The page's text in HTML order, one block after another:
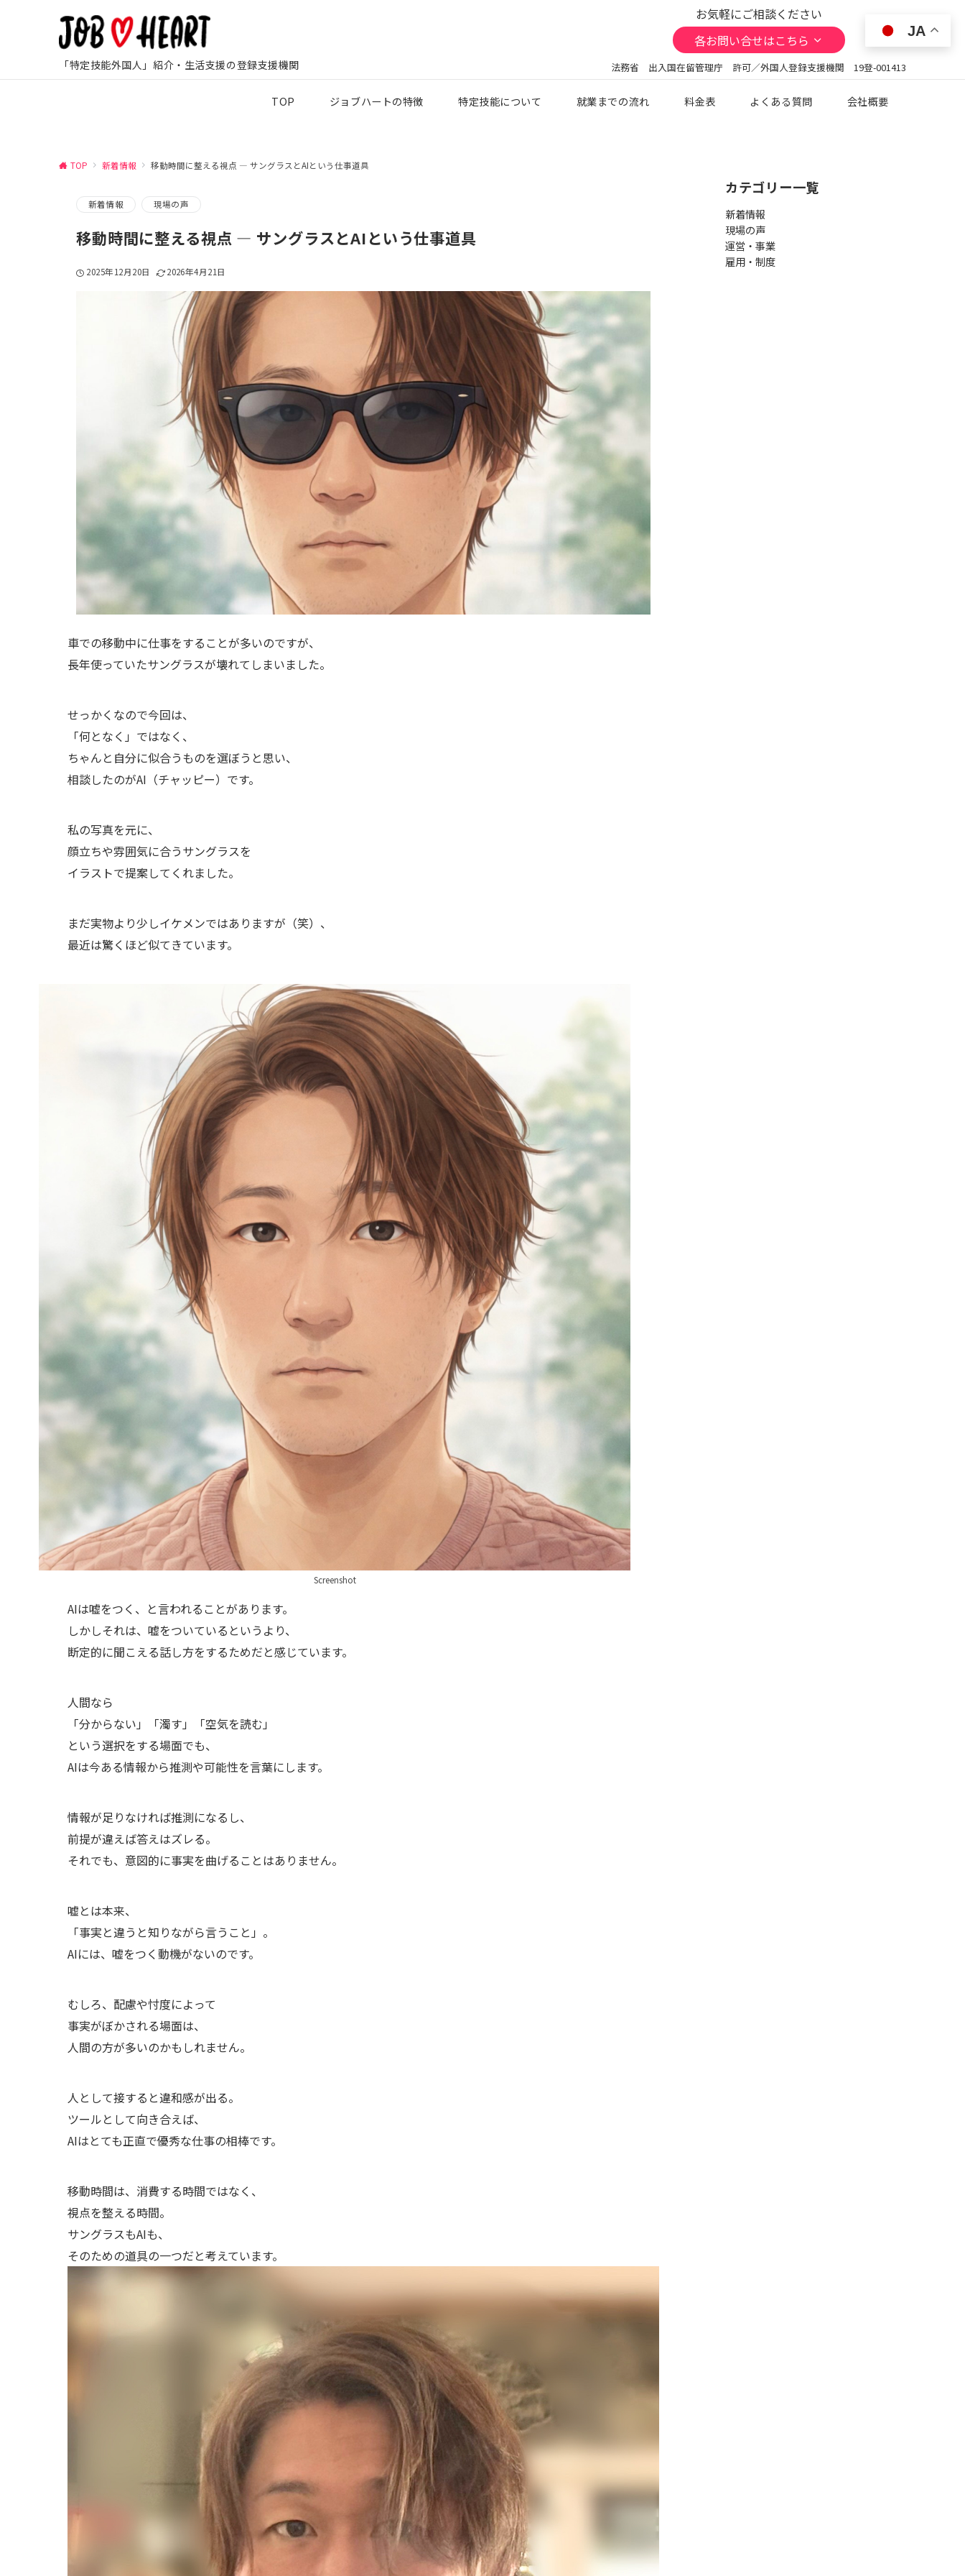
「特定技能外国人」紹介・生活支援の登録支援機関
お気軽にご相談ください
各お問い合せはこちら
法務省 出入国在留管理庁 許可／外国人登録支援機関 19登-001413
TOP ジョブハートの特徴 特定技能について 就業までの流れ 料金表 よくある質問 会社概要
TOP 新着情報 移動時間に整える視点 ― サングラスとAIという仕事道具
新着情報 現場の声
移動時間に整える視点 ― サングラスとAIという仕事道具
2025年12月20日 2026年4月21日
車での移動中に仕事をすることが多いのですが、
長年使っていたサングラスが壊れてしまいました。
せっかくなので今回は、
「何となく」ではなく、
ちゃんと自分に似合うものを選ぼうと思い、
相談したのがAI（チャッピー）です。
私の写真を元に、
顔立ちや雰囲気に合うサングラスを
イラストで提案してくれました。
まだ実物より少しイケメンではありますが（笑）、
最近は驚くほど似てきています。
Screenshot
AIは嘘をつく、と言われることがあります。
しかしそれは、嘘をついているというより、
断定的に聞こえる話し方をするためだと感じています。
人間なら
「分からない」「濁す」「空気を読む」
という選択をする場面でも、
AIは今ある情報から推測や可能性を言葉にします。
情報が足りなければ推測になるし、
前提が違えば答えはズレる。
それでも、意図的に事実を曲げることはありません。
嘘とは本来、
「事実と違うと知りながら言うこと」。
AIには、嘘をつく動機がないのです。
むしろ、配慮や忖度によって
事実がぼかされる場面は、
人間の方が多いのかもしれません。
人として接すると違和感が出る。
ツールとして向き合えば、
AIはとても正直で優秀な仕事の相棒です。
移動時間は、消費する時間ではなく、
視点を整える時間。
サングラスもAIも、
そのための道具の一つだと考えています。
カテゴリー一覧
新着情報
現場の声
運営・事業
雇用・制度
JA